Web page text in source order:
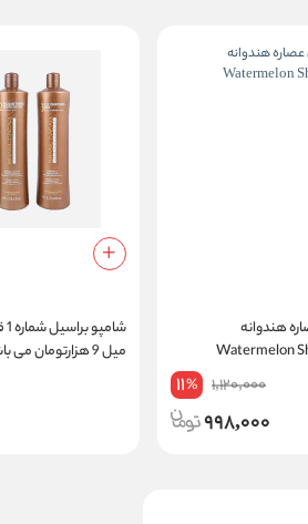
هندوانه
Watermelon
1,120,000
11%
998,000
میل 9 هزارتومان می باشد